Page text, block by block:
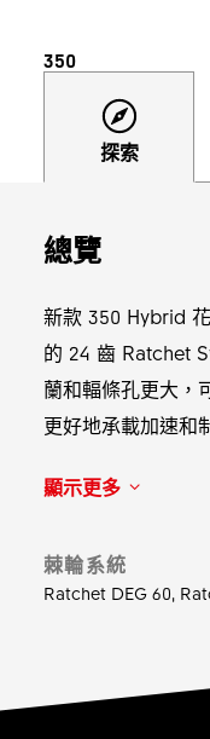
350
探索
總覽
新款 350 Hybrid
的 24 齒 Ratchet System， 更加經
蘭和輻條孔更大，
更好地承載加速和制動 扭矩。 棘輪系統由
鼓安裝到您的下一
顯示更多
棘輪系統
Ratchet DEG 60,